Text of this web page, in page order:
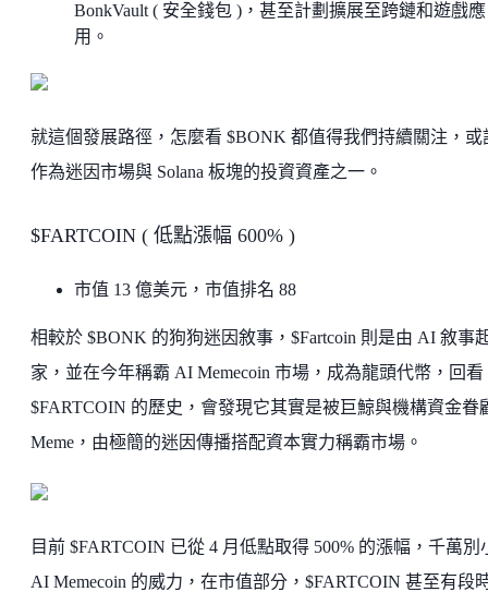
BonkVault ( 安全錢包 )，甚至計劃擴展至跨鏈和遊戲應
用。
就這個發展路徑，怎麼看 $BONK 都值得我們持續關注，或
作為迷因市場與 Solana 板塊的投資資產之一。
$FARTCOIN ( 低點漲幅 600% )
市值 13 億美元，市值排名 88
相較於 $BONK 的狗狗迷因敘事，$Fartcoin 則是由 AI 敘事
家，並在今年稱霸 AI Memecoin 市場，成為龍頭代幣，回看
$FARTCOIN 的歷史，會發現它其實是被巨鯨與機構資金眷
Meme，由極簡的迷因傳播搭配資本實力稱霸市場。
目前 $FARTCOIN 已從 4 月低點取得 500% 的漲幅，千萬別
AI Memecoin 的威力，在市值部分，$FARTCOIN 甚至有段